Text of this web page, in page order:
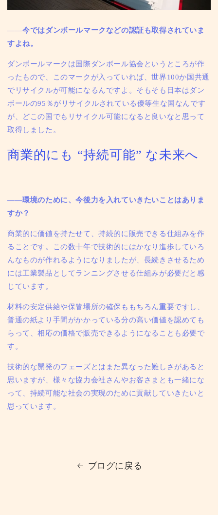
——今ではダンボールマークなどの認証も取得されていま
すよね。
ダンボールマークは国際ダンボール協会というところが作
ったもので、このマークが入っていれば、世界100か国共通
でリサイクルが可能になるんですよ。そもそも日本はダン
ボールの95％がリサイクルされている優等生な国なんです
が、どこの国でもリサイクル可能になると良いなと思って
取得しました。
商業的にも “持続可能” な未来へ
——環境のために、今後力を入れていきたいことはありま
すか？
商業的に価値を持たせて、持続的に販売できる仕組みを作
ることです。
この数十年で技術的にはかなり進歩していろ
んなものが作れるようになりましたが、長続きさせるため
には工業製品としてランニングさせる仕組みが必要だと感
じています。
材料の安定供給や保管場所の確保ももちろん重要ですし、
普通の紙より手間がかかっている分の高い価値を認めても
らって、相応の価格で販売できるようになることも必要で
す。
技術的な開発のフェーズとはまた異なった難しさがあると
思いますが、様々な協力会社さんやお客さまとも一緒にな
って、持続可能な社会の実現のために貢献していきたいと
思っています。
ブログに戻る